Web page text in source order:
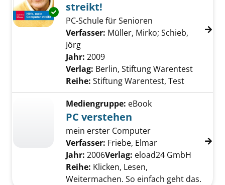
Exemplar-Details von Hilfe, mein Computer
streikt!
PC-Schule für Senioren
Verfasser: Müller, Mirko; Schieb,
Jörg
Jahr: 2009
Verlag: Berlin, Stiftung Warentest
Reihe: Stiftung Warentest, Test
Mediengruppe: eBook
PC verstehen
mein erster Computer
Verfasser: Friebe, Elmar Suche nach
Jahr: 2006Verlag: eload24 GmbH
Reihe: Klicken, Lesen,
Weitermachen. So einfach geht das.